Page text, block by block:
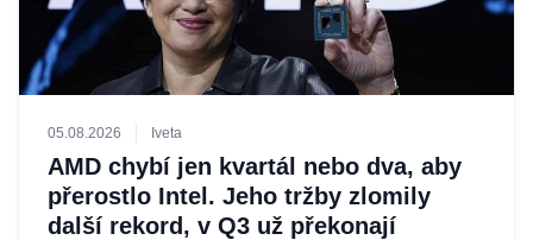
05.08.2026 Iveta
AMD chybí jen kvartál nebo dva, aby
přerostlo Intel. Jeho tržby zlomily
další rekord, v Q3 už překonají